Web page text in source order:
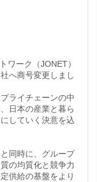
ワーク（JONET）
へ商号変更しまし
ライチェーンの中
日本の産業と暮ら
していく決意を込
同時に、グループ
の均質化と競争力
供給の基盤をより